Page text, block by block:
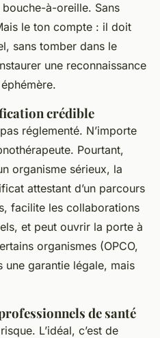
à-oreille. Sans
le ton compte : il doit
sans tomber dans le
une reconnaissance
crédible
réglementé. N’importe
Pourtant,
organisme sérieux, la
attestant d’un parcours
facilite les collaborations
et peut ouvrir la porte à
organismes (OPCO,
une garantie légale, mais
de santé
L’idéal, c’est de